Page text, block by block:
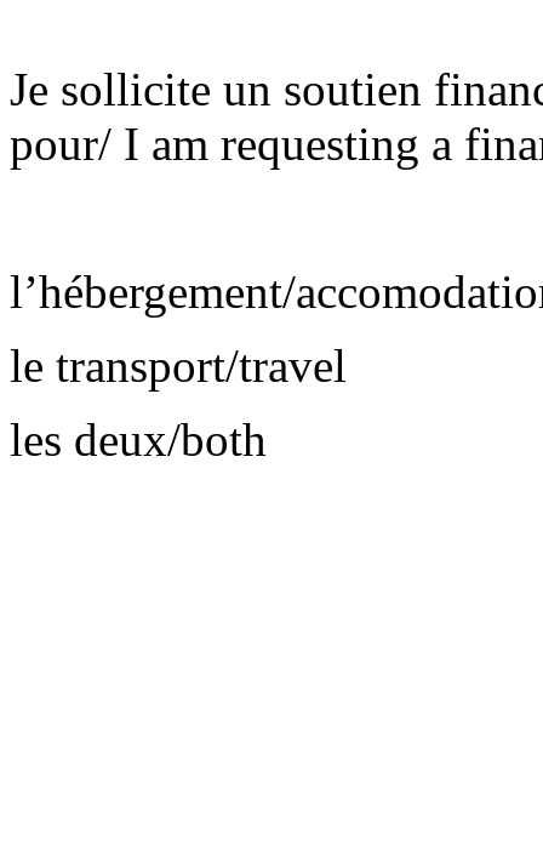
Je sollicite un soutien
pour/ I am requesting a
l’hébergement/
le transport/travel
les deux/both